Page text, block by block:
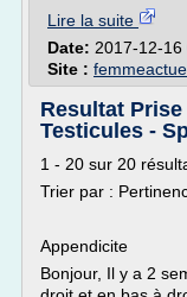
Lire la suite
Date: 2017-12-16
Site :
Resultat Prise
Testicules -
1 - 20 sur 20
Trier par :
Appendicite
Bonjour, Il y a 2